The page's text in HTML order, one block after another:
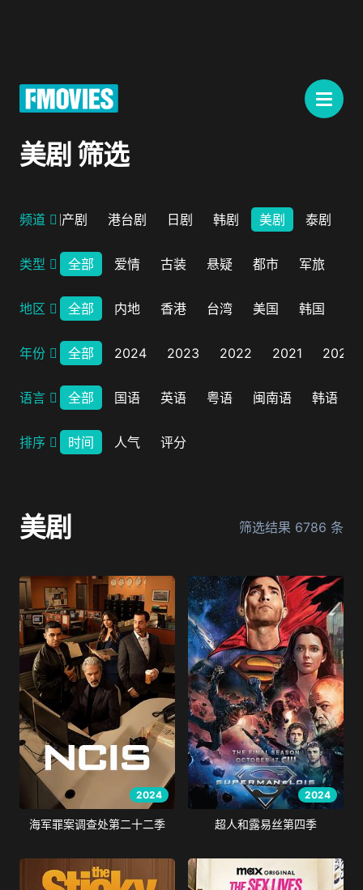
美剧 筛选
频道
剧 国产剧 港台剧 日剧 韩剧 美剧 泰剧
类型 全部 爱情 古装 悬疑 都市 军旅
地区 全部 内地 香港 台湾 美国 韩国
年份 全部 2024 2023 2022 2021 2020
语言 全部 国语 英语 粤语 闽南语 韩语
排序 时间 人气 评分
美剧 筛选结果 6786 条
2024
海军罪案调查处第二十二季
2024
超人和露易丝第四季